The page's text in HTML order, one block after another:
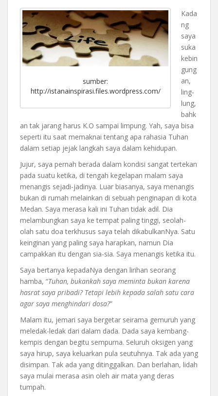
sumber:
http://istanainspirasi.files.wordpress.com/
Kada
ng
saya
suka
kebin
gung
an,
ling-
lung,
bahk
an tak jarang harus K.O sampai limpung. Yah, saya bisa
seperti itu saat memaknai tentang apa rahasia Tuhan
dalam setiap jejak langkah saya dalam kehidupan.
Jujur, saya pernah berada dalam kondisi sangat tertekan
pada suatu ketika, di tengah kegelapan malam saya
menangis sejadi-jadinya. Luar biasanya, saya menangis
bukan di rumah melainkan di sebuah penginapan di kota
Medan. Saya merasa kali ini Tuhan tidak adil. Dia
melambungkan saya ke tempat paling tinggi, seolah-
olah satu doa terkhusus saya telah dikabulkanNya. Satu
keinginan yang paling saya harapkan, namun Dia
campakkan itu dengan sia-sia. Saya menangis ketika itu.
Saya bertanya kepadaNya dengan lirihan seorang
hamba, “Tuhan, bukankah saya meminta bukan karena
hasrat saya pribadi? Tetapi lebih kepada salah satu cara
agar saya menghindari dosa?”
Malam itu, jemari saya bergetar seirama gemuruh yang
meledak-ledak dari dalam dada. Dada saya kembang-
kempis dengan begitu sempurna. Seluruh oksigen yang
saya hirup, saya keluarkan pula seutuhnya. Tak ada yang
disimpan. Tak ada yang ditinggalkan. Dan berlahan, lidah
saya mulai merasa asin oleh air mata yang deras
tumpah.